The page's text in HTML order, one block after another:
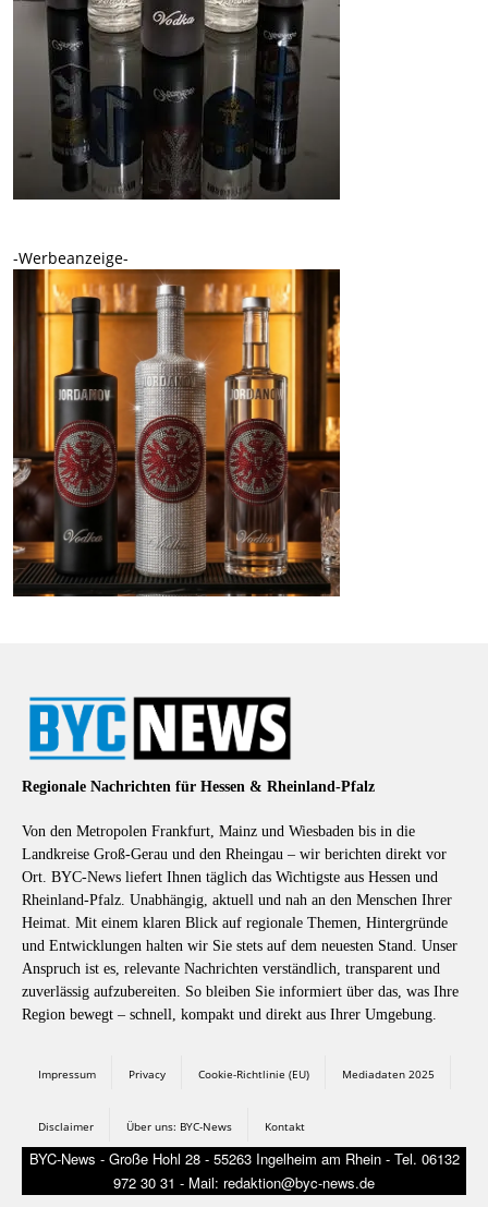
-Werbeanzeige-
Regionale Nachrichten für Hessen & Rheinland-Pfalz
Von den Metropolen Frankfurt, Mainz und Wiesbaden bis in die
Landkreise Groß-Gerau und den Rheingau – wir berichten direkt vor
Ort. BYC-News liefert Ihnen täglich das Wichtigste aus Hessen und
Rheinland-Pfalz. Unabhängig, aktuell und nah an den Menschen Ihrer
Heimat. Mit einem klaren Blick auf regionale Themen, Hintergründe
und Entwicklungen halten wir Sie stets auf dem neuesten Stand. Unser
Anspruch ist es, relevante Nachrichten verständlich, transparent und
zuverlässig aufzubereiten. So bleiben Sie informiert über das, was Ihre
Region bewegt – schnell, kompakt und direkt aus Ihrer Umgebung.
Impressum Privacy Cookie-Richtlinie (EU) Mediadaten 2025
Disclaimer Über uns: BYC-News Kontakt
BYC-News - Große Hohl 28 - 55263 Ingelheim am Rhein - Tel. 06132
972 30 31 - Mail: redaktion@byc-news.de